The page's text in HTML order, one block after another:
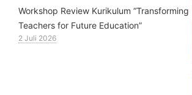
Workshop Review Kurikulum “Transforming
Teachers for Future Education”
2 Juli 2026